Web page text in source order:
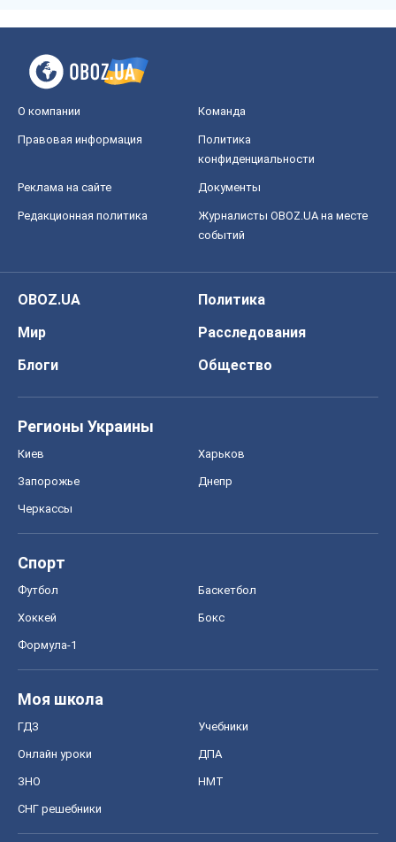
О компании Команда
Правовая информация
Политика
конфиденциальности
Реклама на сайте Документы
Редакционная политика
Журналисты OBOZ.UA на месте
событий
OBOZ.UA
Политика
Мир
Расследования
Блоги
Общество
Регионы Украины
Киев Харьков
Запорожье Днепр
Черкассы
Спорт
Футбол Баскетбол
Хоккей Бокс
Формула-1
Моя школа
ГДЗ Учебники
Онлайн уроки ДПА
ЗНО НМТ
СНГ решебники